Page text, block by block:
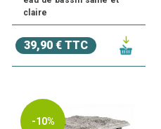
claire
39,90 € TTC
-10%